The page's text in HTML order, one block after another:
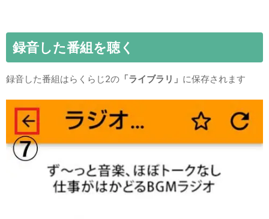
録音した番組を聴く
録音した番組はらくらじ2の 「ライブラリ」 に保存されます